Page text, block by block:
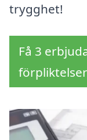
trygghet!
Få 3
förpliktelser